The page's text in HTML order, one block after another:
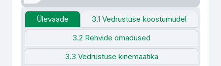
Ülevaade
3.1 Vedrustuse koostumudel
3.2 Rehvide omadused
3.3 Vedrustuse kinemaatika